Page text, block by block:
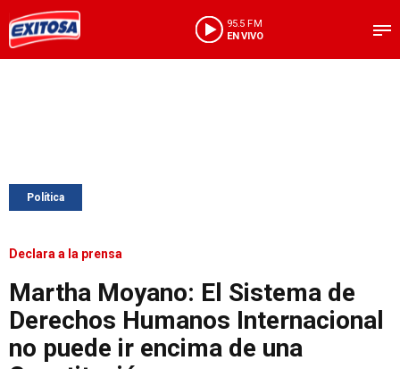
95.5 FM
EN VIVO
Política
Declara a la prensa
Martha Moyano: El Sistema de
Derechos Humanos Internacional
no puede ir encima de una